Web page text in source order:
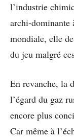
l’industrie
archi-dominante
mondiale, elle
du jeu malgré
En revanche, la
l’égard du gaz
encore plus
Car même à